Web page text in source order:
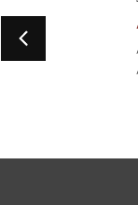
R$